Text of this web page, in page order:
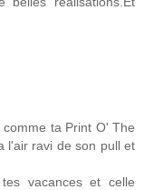
ta Print O' The
l'air ravi de son pull et
vacances et celle